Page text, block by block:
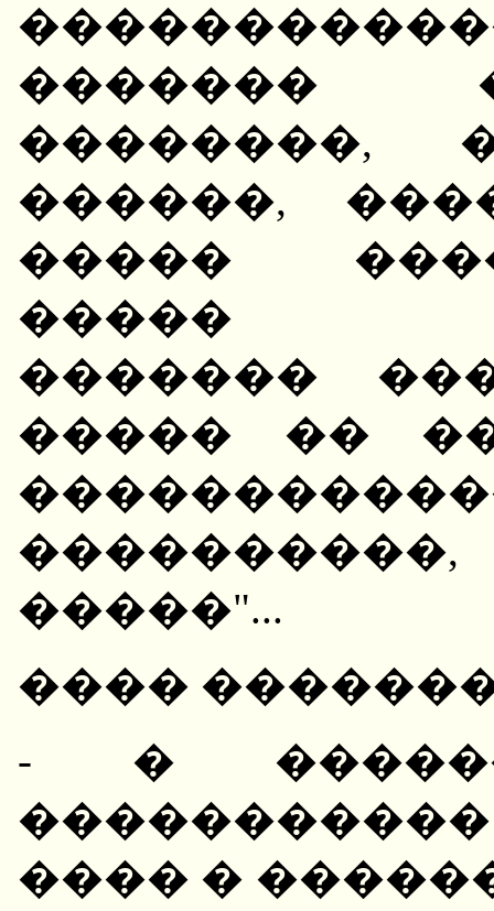
�������
��������,
������,
�����
�����
�������
����� ��
�����"...
����
- �
���� �